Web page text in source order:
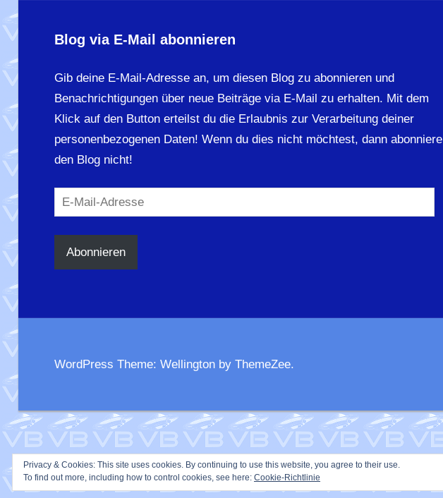
Blog via E-Mail abonnieren
Gib deine E-Mail-Adresse an, um diesen Blog zu abonnieren und
Benachrichtigungen über neue Beiträge via E-Mail zu erhalten. Mit dem
Klick auf den Button erteilst du die Erlaubnis zur Verarbeitung deiner
personenbezogenen Daten! Wenn du dies nicht möchtest, dann abonniere
den Blog nicht!
E-
Mail-
Adresse
Abonnieren
WordPress Theme: Wellington by ThemeZee.
Privacy & Cookies: This site uses cookies. By continuing to use this website, you agree to their use.
To find out more, including how to control cookies, see here: Cookie-Richtlinie